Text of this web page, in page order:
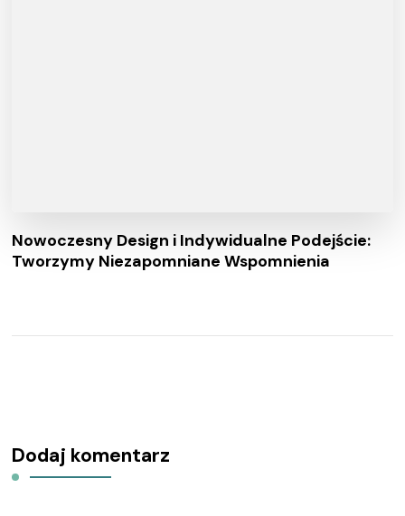
Nowoczesny Design i Indywidualne Podejście:
Tworzymy Niezapomniane Wspomnienia
Dodaj komentarz